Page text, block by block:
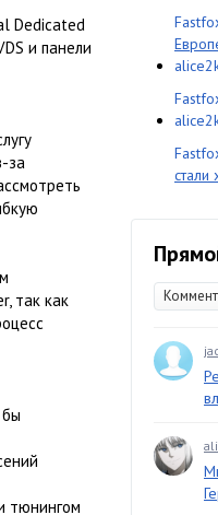
Dedicated
и панели
за
так как
тюнингом
стали